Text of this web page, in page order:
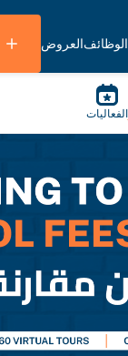
الوظائفالعروض
الفعاليات